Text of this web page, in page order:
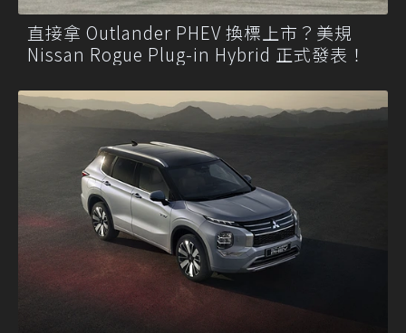
直接拿 Outlander PHEV 換標上市？美規
Nissan Rogue Plug-in Hybrid 正式發表！